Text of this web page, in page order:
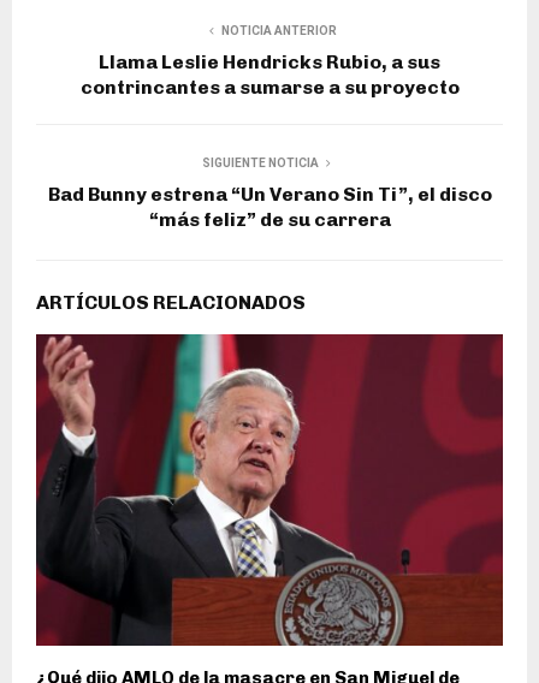
NOTICIA ANTERIOR
Llama Leslie Hendricks Rubio, a sus
contrincantes a sumarse a su proyecto
SIGUIENTE NOTICIA
Bad Bunny estrena “Un Verano Sin Ti”, el disco
“más feliz” de su carrera
ARTÍCULOS RELACIONADOS
¿Qué dijo AMLO de la masacre en San Miguel de